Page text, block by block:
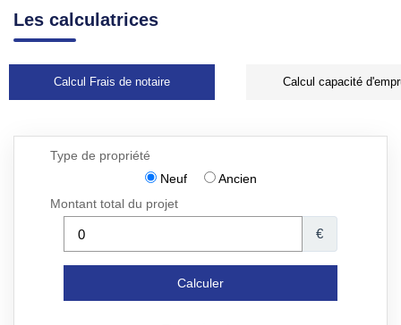
Les calculatrices
Calcul Frais de notaire Calcul capacité